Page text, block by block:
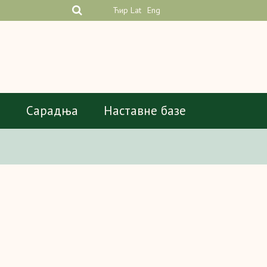
Ћир Lat Eng
Сарадња Наставне базе